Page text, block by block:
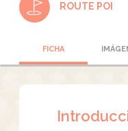
ROUTE POI
FICHA